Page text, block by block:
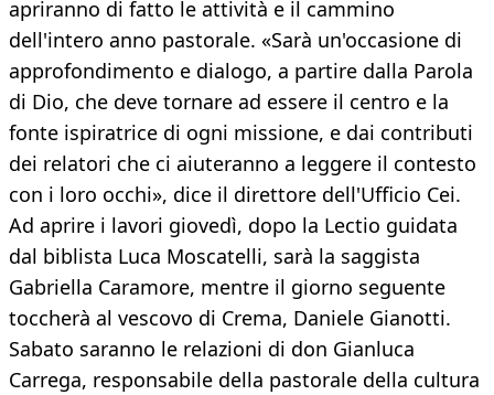
apriranno di fatto le attività e il cammino
dell'intero anno pastorale. «Sarà un'occasione di
approfondimento e dialogo, a partire dalla Parola
di Dio, che deve tornare ad essere il centro e la
fonte ispiratrice di ogni missione, e dai contributi
dei relatori che ci aiuteranno a leggere il contesto
con i loro occhi», dice il direttore dell'Ufficio Cei.
Ad aprire i lavori giovedì, dopo la Lectio guidata
dal biblista Luca Moscatelli, sarà la saggista
Gabriella Caramore, mentre il giorno seguente
toccherà al vescovo di Crema, Daniele Gianotti.
Sabato saranno le relazioni di don Gianluca
Carrega, responsabile della pastorale della cultura